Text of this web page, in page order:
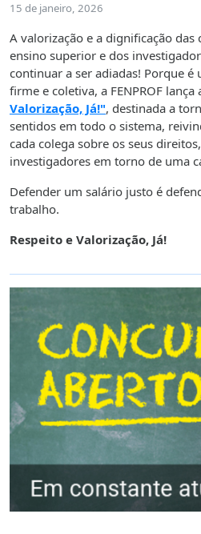
15 de janeiro, 2026
A valorização e a dignificação
ensino superior e dos
continuar a ser adiadas! Porque é
firme e coletiva, a FENPROF lança
Valorização, Já!", destinada a
sentidos em todo o sistema,
cada colega sobre os seus
investigadores em torno de uma
Defender um salário justo é
trabalho.
Respeito e Valorização, Já!